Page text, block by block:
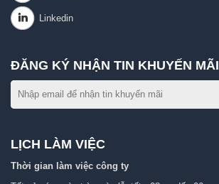
ĐĂNG KÝ NHẬN TIN KHUYẾN MÃI
LỊCH LÀM VIỆC
Thời gian làm việc công ty